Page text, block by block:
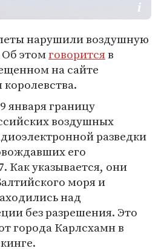
нарушили воздушную
этомговоритсяв
на сайте
января границу
воздушных
разведки
его
Как указывается, они
моря и
над
без разрешения. Это
города Карлсхамн в